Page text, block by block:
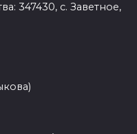
347430, с. Заветное,